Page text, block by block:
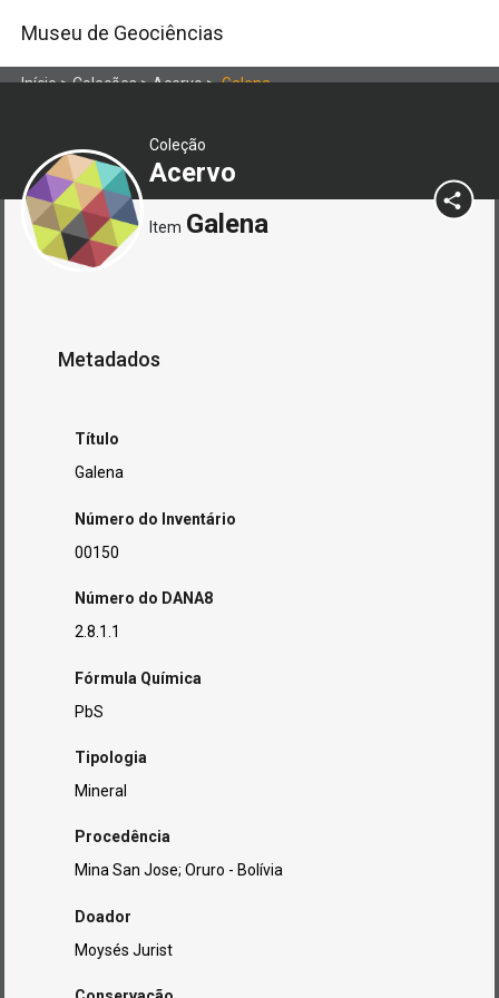
Museu de Geociências
Início>Coleções>Acervo>Galena
Coleção
Acervo
Item Galena
Metadados
Título
Galena
Número do Inventário
00150
Número do DANA8
2.8.1.1
Fórmula Química
PbS
Tipologia
Mineral
Procedência
Mina San Jose; Oruro - Bolívia
Doador
Moysés Jurist